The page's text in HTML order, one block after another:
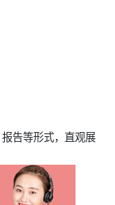
告等形式，直观展